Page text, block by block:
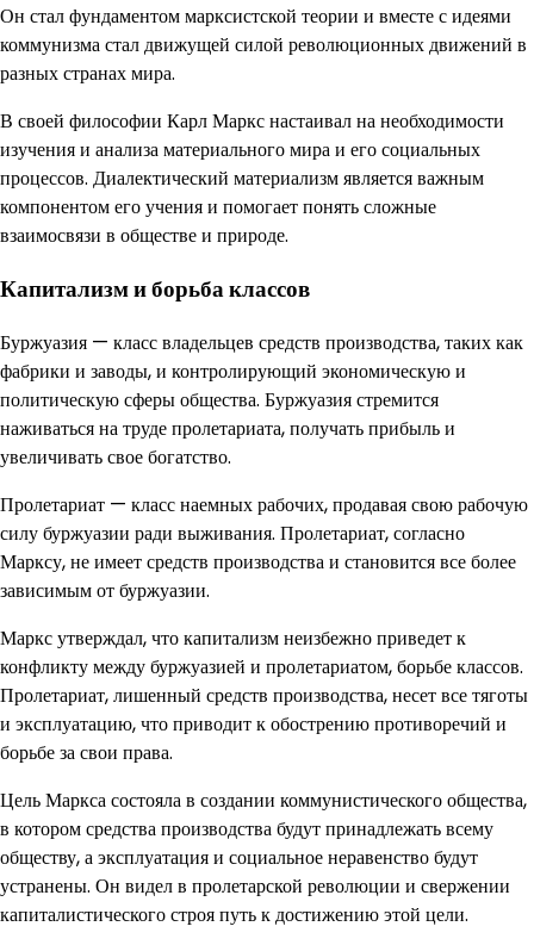
Он стал фундаментом марксистской теории и вместе с идеями
коммунизма стал движущей силой революционных движений в
разных странах мира.
В своей философии Карл Маркс настаивал на необходимости
изучения и анализа материального мира и его социальных
процессов. Диалектический материализм является важным
компонентом его учения и помогает понять сложные
взаимосвязи в обществе и природе.
Капитализм и борьба классов
Буржуазия — класс владельцев средств производства, таких как
фабрики и заводы, и контролирующий экономическую и
политическую сферы общества. Буржуазия стремится
наживаться на труде пролетариата, получать прибыль и
увеличивать свое богатство.
Пролетариат — класс наемных рабочих, продавая свою рабочую
силу буржуазии ради выживания. Пролетариат, согласно
Марксу, не имеет средств производства и становится все более
зависимым от буржуазии.
Маркс утверждал, что капитализм неизбежно приведет к
конфликту между буржуазией и пролетариатом, борьбе классов.
Пролетариат, лишенный средств производства, несет все тяготы
и эксплуатацию, что приводит к обострению противоречий и
борьбе за свои права.
Цель Маркса состояла в создании коммунистического общества,
в котором средства производства будут принадлежать всему
обществу, а эксплуатация и социальное неравенство будут
устранены. Он видел в пролетарской революции и свержении
капиталистического строя путь к достижению этой цели.